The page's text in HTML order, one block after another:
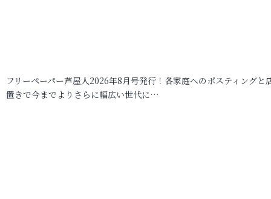
フリーペーパー芦屋人2026年8月号発行！各家庭へのポスティングと
置きで今までよりさらに幅広い世代に…